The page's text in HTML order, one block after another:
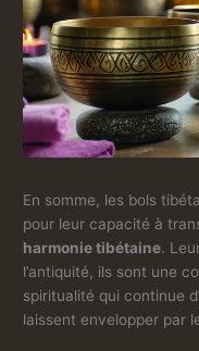
En somme, les bols
pour leur capacité à
harmonie tibétaine.
l’antiquité, ils sont une
spiritualité qui continue
laissent envelopper par